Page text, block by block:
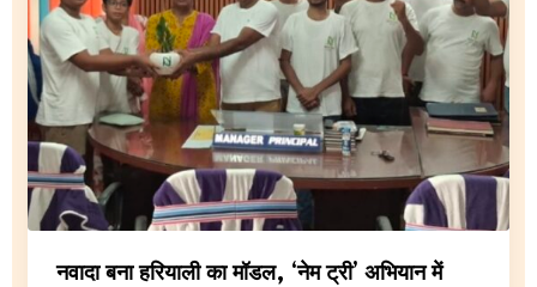
नवादा बना हरियाली का मॉडल, ‘नेम ट्री’ अभियान में